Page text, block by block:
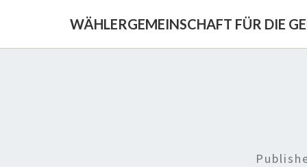
WÄHLERGEMEINSCHAFT FÜR DIE